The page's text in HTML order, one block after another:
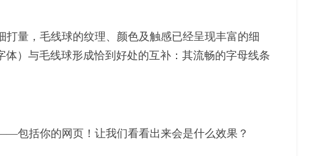
量，毛线球的纹理、颜色及触感已经呈现丰富的细
）与毛线球形成恰到好处的互补：其流畅的字母线条
包括你的网页！让我们看看出来会是什么效果？